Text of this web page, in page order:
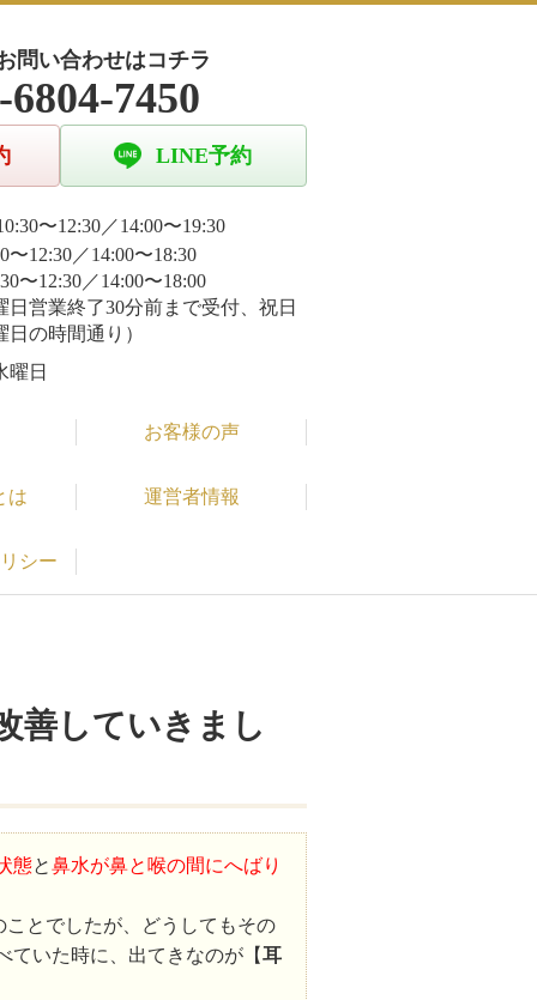
問い合わせはコチラ
6804-7450
LINE予約
〜12:30／14:00〜19:30
〜12:30／14:00〜18:30
〜12:30／14:00〜18:00
日営業終了30分前まで受付、祝日
日の時間通り）
曜日
お客様の声
は 運営者情報
シー
善していきまし
態と鼻水が鼻と喉の間にへばり
とでしたが、どうしてもその
ていた時に、出てきなのが【耳